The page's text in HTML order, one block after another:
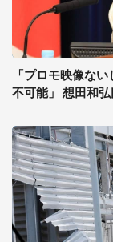
「プロモ映像な
不可能」 想田和